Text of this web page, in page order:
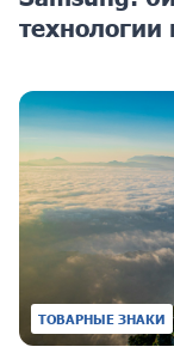
технологии
ТОВАРНЫЕ ЗНАКИ